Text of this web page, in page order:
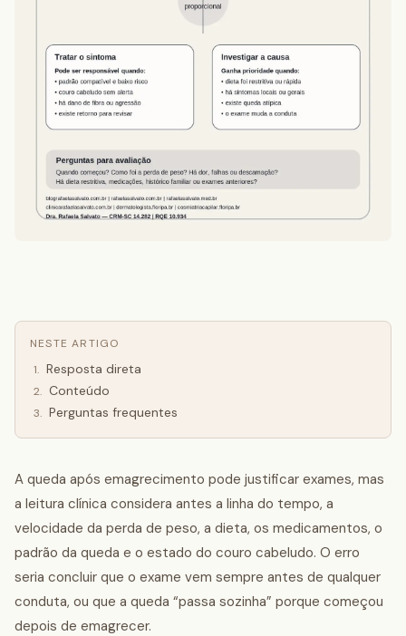
NESTE ARTIGO
1. Resposta direta
2. Conteúdo
3. Perguntas frequentes
A queda após emagrecimento pode justificar exames, mas
a leitura clínica considera antes a linha do tempo, a
velocidade da perda de peso, a dieta, os medicamentos, o
padrão da queda e o estado do couro cabeludo. O erro
seria concluir que o exame vem sempre antes de qualquer
conduta, ou que a queda “passa sozinha” porque começou
depois de emagrecer.